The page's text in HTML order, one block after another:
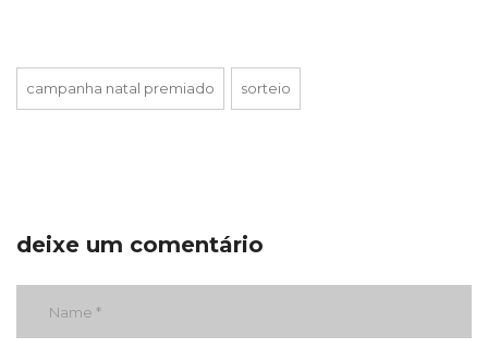
campanha natal premiado sorteio
deixe um comentário